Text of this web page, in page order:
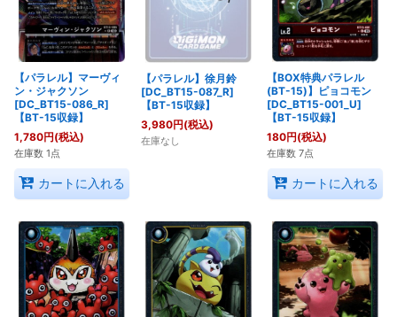
【パラレル】マーヴィ
ン・ジャクソン
[DC_BT15-086_R]
【BT-15収録】
1,780円(税込)
在庫数 1点
カートに入れる
【パラレル】徐月鈴
[DC_BT15-087_R]
【BT-15収録】
3,980円(税込)
在庫なし
【BOX特典パラレル
(BT-15)】ピョコモン
[DC_BT15-001_U]
【BT-15収録】
180円(税込)
在庫数 7点
カートに入れる